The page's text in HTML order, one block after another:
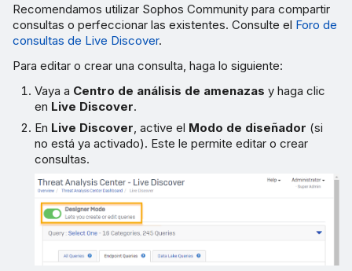
Recomendamos utilizar Sophos Community para compartir
consultas o perfeccionar las existentes. Consulte el Foro de
consultas de Live Discover.
Para editar o crear una consulta, haga lo siguiente:
Vaya a Centro de análisis de amenazas y haga clic
en Live Discover.
En Live Discover, active el Modo de diseñador (si
no está ya activado). Este le permite editar o crear
consultas.